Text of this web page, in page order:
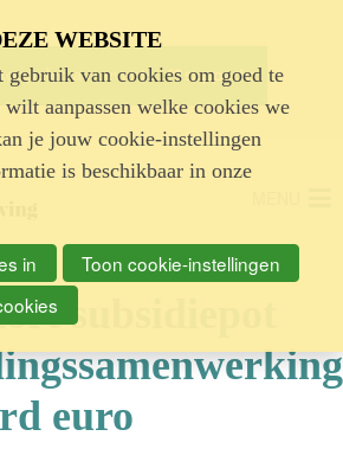
subsidiepot
euro
WEBSITE
gebruik van cookies om goed te
aanpassen welke cookies we
je jouw cookie-instellingen
is beschikbaar in onze
in
Toon cookie-instellingen